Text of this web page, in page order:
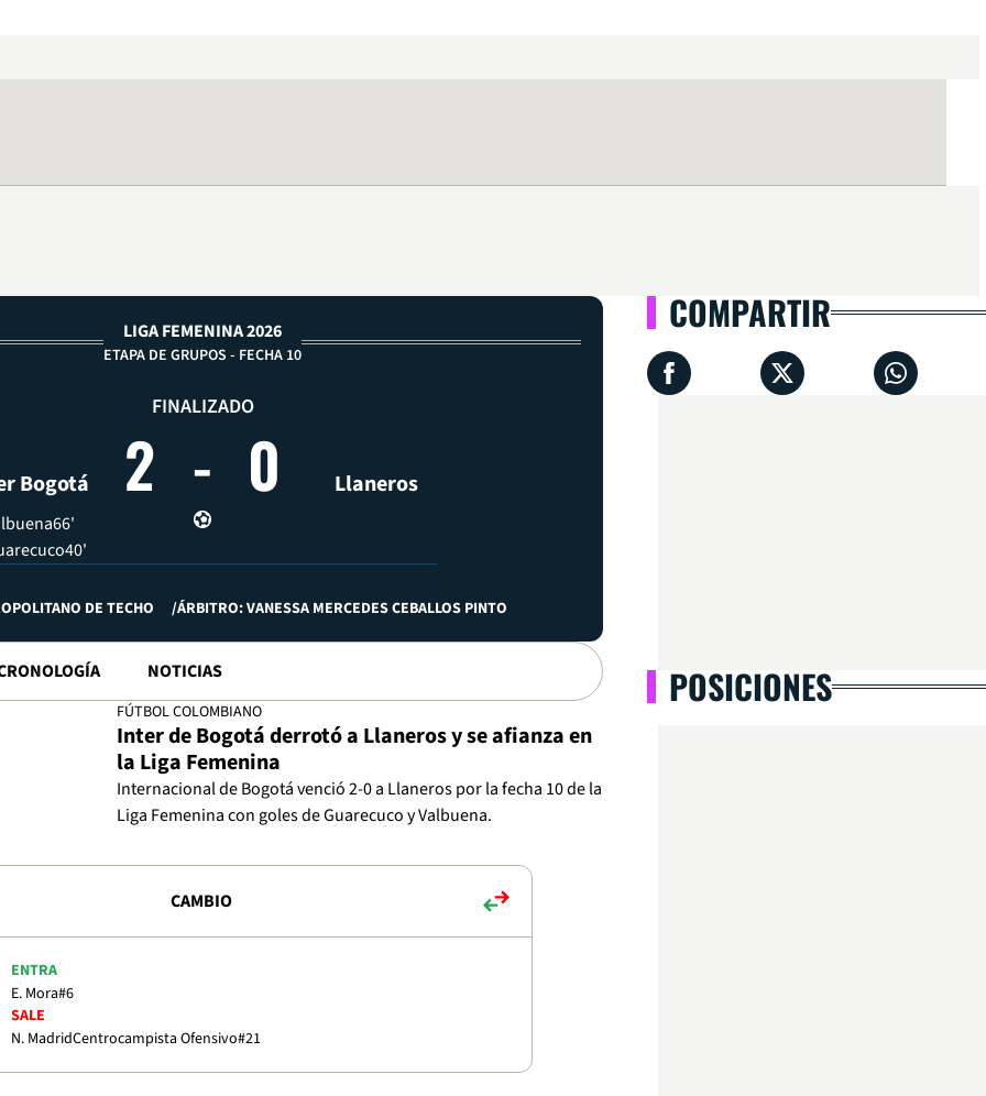
LIGA FEMENINA 2026
ETAPA DE GRUPOS - FECHA 10
Bogotá
FINALIZADO
2 - 0 Llaneros
66'
40'
DE TECHO ÁRBITRO: VANESSA MERCEDES CEBALLOS PINTO
NOTICIAS
FÚTBOL COLOMBIANO
Inter de Bogotá derrotó a Llaneros y se afianza en
la Liga Femenina
Internacional de Bogotá venció 2-0 a Llaneros por la fecha 10 de la
Liga Femenina con goles de Guarecuco y Valbuena.
CAMBIO
ENTRA
E. Mora#6
SALE
N. MadridCentrocampista Ofensivo#21
COMPARTIR
POSICIONES